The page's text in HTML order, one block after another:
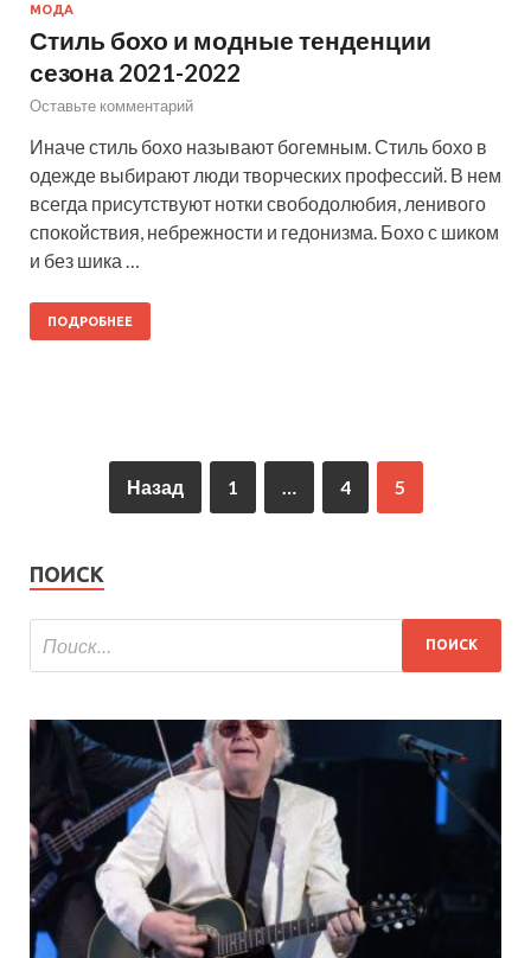
МОДА
Стиль бохо и модные тенденции
сезона 2021-2022
Оставьте комментарий
Иначе стиль бохо называют богемным. Стиль бохо в
одежде выбирают люди творческих профессий. В нем
всегда присутствуют нотки свободолюбия, ленивого
спокойствия, небрежности и гедонизма. Бохо с шиком
и без шика …
ПОДРОБНЕЕ
Назад 1 … 4 5
ПОИСК